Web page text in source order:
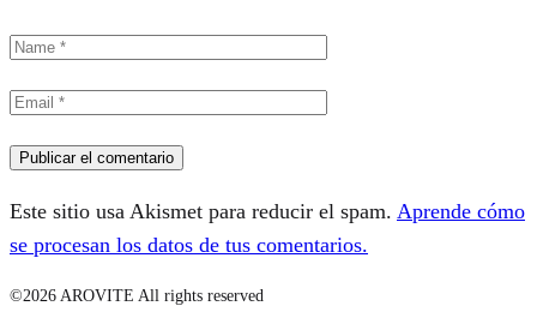
Este sitio usa Akismet para reducir el spam. Aprende cómo
se procesan los datos de tus comentarios.
©2026 AROVITE All rights reserved